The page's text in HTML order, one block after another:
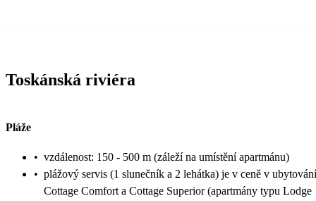
Toskánská riviéra
Pláže
• vzdálenost: 150 - 500 m (záleží na umístění apartmánu)
• plážový servis (1 slunečník a 2 lehátka) je v ceně v
Cottage Comfort a Cottage Superior (apartmány typu Lodge